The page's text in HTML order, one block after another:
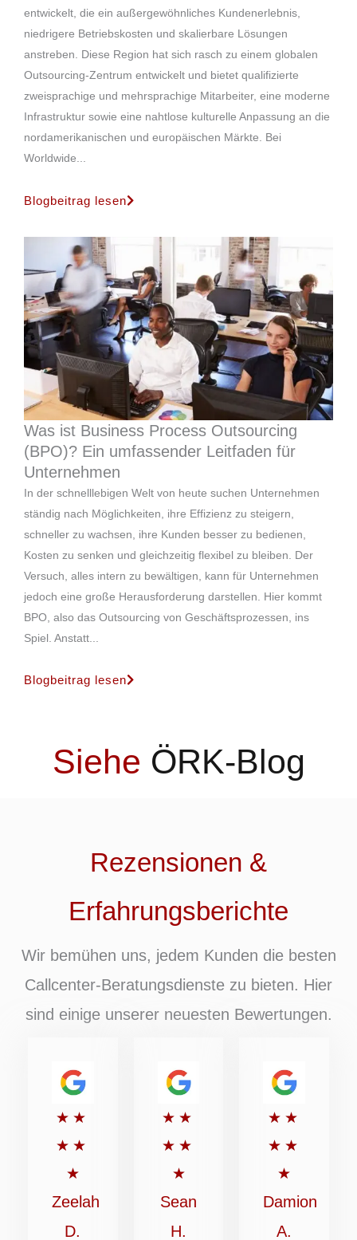
entwickelt, die ein außergewöhnliches Kundenerlebnis,
niedrigere Betriebskosten und skalierbare Lösungen
anstreben. Diese Region hat sich rasch zu einem globalen
Outsourcing-Zentrum entwickelt und bietet qualifizierte
zweisprachige und mehrsprachige Mitarbeiter, eine moderne
Infrastruktur sowie eine nahtlose kulturelle Anpassung an die
nordamerikanischen und europäischen Märkte. Bei
Worldwide...
Blogbeitrag lesen
Was ist Business Process Outsourcing
(BPO)? Ein umfassender Leitfaden für
Unternehmen
In der schnelllebigen Welt von heute suchen Unternehmen
ständig nach Möglichkeiten, ihre Effizienz zu steigern,
schneller zu wachsen, ihre Kunden besser zu bedienen,
Kosten zu senken und gleichzeitig flexibel zu bleiben. Der
Versuch, alles intern zu bewältigen, kann für Unternehmen
jedoch eine große Herausforderung darstellen. Hier kommt
BPO, also das Outsourcing von Geschäftsprozessen, ins
Spiel. Anstatt...
Blogbeitrag lesen
Siehe ÖRK-Blog
Rezensionen &
Erfahrungsberichte
Wir bemühen uns, jedem Kunden die besten
Callcenter-Beratungsdienste zu bieten. Hier
sind einige unserer neuesten Bewertungen.
★ ★
★ ★
★
Bewertet
mit
5
von
Zeelah
D.
★ ★
★ ★
★
Bewertet
mit
5
von
Sean
H.
★ ★
★ ★
★
Bewertet
mit
von
Damion
A.